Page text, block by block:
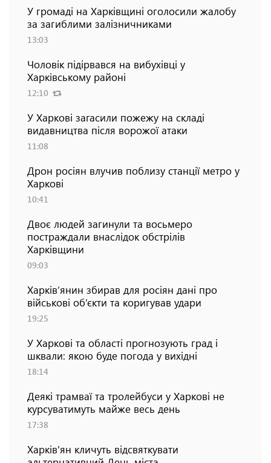
У громаді на Харківщині оголосили жалобу
за загиблими залізничниками
13:03
Чоловік підірвався на вибухівці у
Харківському районі
12:10
У Харкові загасили пожежу на складі
видавництва після ворожої атаки
11:08
Дрон росіян влучив поблизу станції метро у
Харкові
10:41
Двоє людей загинули та восьмеро
постраждали внаслідок обстрілів
Харківщини
09:03
Харків’янин збирав для росіян дані про
військові об’єкти та коригував удари
19:25
У Харкові та області прогнозують град і
шквали: якою буде погода у вихідні
18:14
Деякі трамваї та тролейбуси у Харкові не
курсуватимуть майже весь день
17:38
Харків'ян кличуть відсвяткувати